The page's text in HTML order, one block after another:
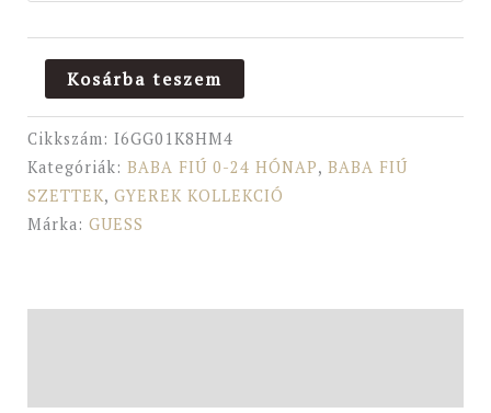
Kosárba teszem
Cikkszám: I6GG01K8HM4
Kategóriák: BABA FIÚ 0-24 HÓNAP, BABA FIÚ
SZETTEK, GYEREK KOLLEKCIÓ
Márka: GUESS